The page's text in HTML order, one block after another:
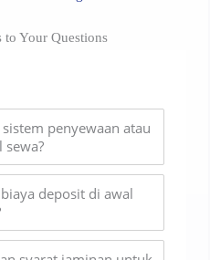
to Your Questions
penyewaan atau
sewa?
deposit di awal